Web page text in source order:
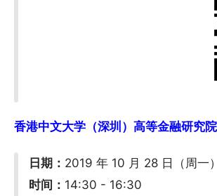
香港中文大学（深圳）高等金融研究
日期： 2019 年 10 月 28 日（周一）
时间： 14:30 - 16:30